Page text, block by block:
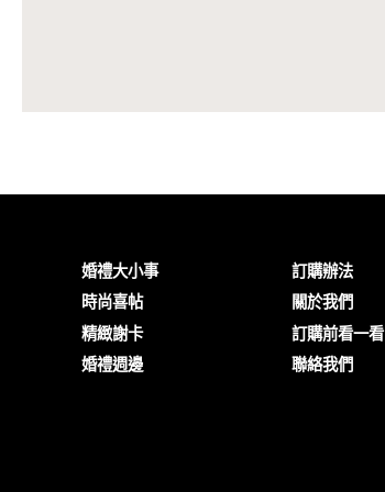
婚禮大小事
時尚喜帖
精緻謝卡
婚禮週邊
訂購辦法
關於我們
訂購前看一看
聯絡我們